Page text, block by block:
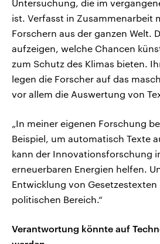
Untersuchung, die im
ist. Verfasst in Zusammenarbeit
Forschern aus der ganzen Welt.
aufzeigen, welche Chancen
zum Schutz des Klimas bieten.
legen die Forscher auf das
vor allem die Auswertung von
„In meiner eigenen Forschung
Beispiel, um automatisch Texte
kann der Innovationsforschung
erneuerbaren Energien helfen.
Entwicklung von
politischen Bereich.“
Verantwortung könnte auf